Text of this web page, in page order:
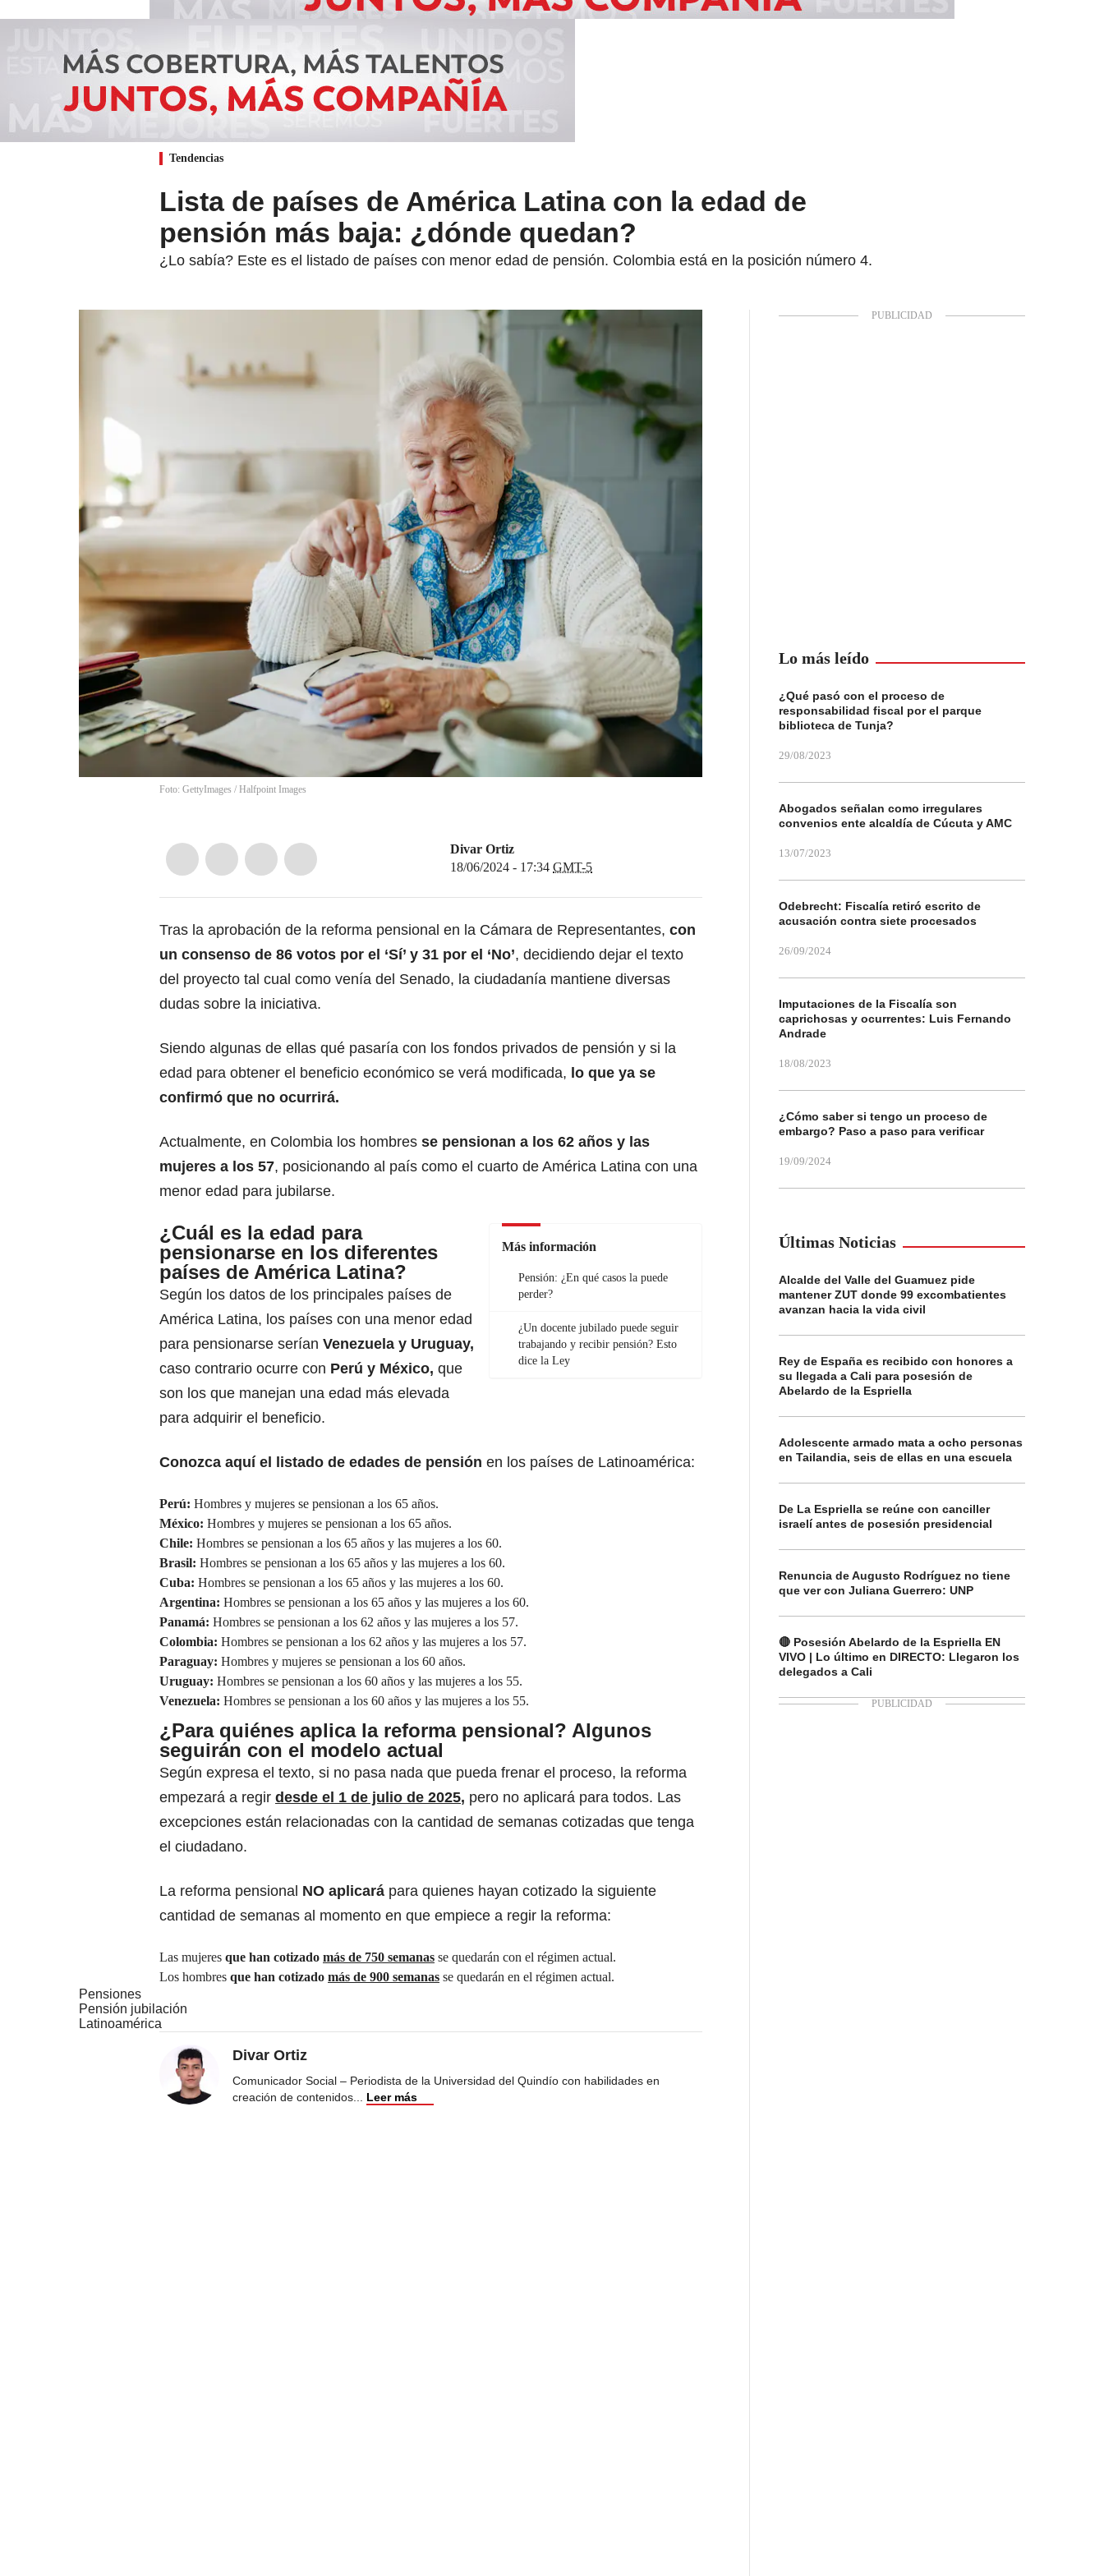
Tendencias
Lista de países de América Latina con la edad de
pensión más baja: ¿dónde quedan?
¿Lo sabía? Este es el listado de países con menor edad de pensión. Colombia está en la posición número 4.
Foto: GettyImages / Halfpoint Images
Divar Ortiz
18/06/2024 - 17:34 GMT-5
Tras la aprobación de la reforma pensional en la Cámara de Representantes, con
un consenso de 86 votos por el ‘Sí’ y 31 por el ‘No’, decidiendo dejar el texto
del proyecto tal cual como venía del Senado, la ciudadanía mantiene diversas
dudas sobre la iniciativa.
Siendo algunas de ellas qué pasaría con los fondos privados de pensión y si la
edad para obtener el beneficio económico se verá modificada, lo que ya se
confirmó que no ocurrirá.
Actualmente, en Colombia los hombres se pensionan a los 62 años y las
mujeres a los 57, posicionando al país como el cuarto de América Latina con una
menor edad para jubilarse.
Más información
Pensión: ¿En qué casos la puede
perder?
¿Un docente jubilado puede seguir
trabajando y recibir pensión? Esto
dice la Ley
¿Cuál es la edad para
pensionarse en los diferentes
países de América Latina?
Según los datos de los principales países de
América Latina, los países con una menor edad
para pensionarse serían Venezuela y Uruguay,
caso contrario ocurre con Perú y México, que
son los que manejan una edad más elevada
para adquirir el beneficio.
Conozca aquí el listado de edades de pensión en los países de Latinoamérica:
Perú: Hombres y mujeres se pensionan a los 65 años.
México: Hombres y mujeres se pensionan a los 65 años.
Chile: Hombres se pensionan a los 65 años y las mujeres a los 60.
Brasil: Hombres se pensionan a los 65 años y las mujeres a los 60.
Cuba: Hombres se pensionan a los 65 años y las mujeres a los 60.
Argentina: Hombres se pensionan a los 65 años y las mujeres a los 60.
Panamá: Hombres se pensionan a los 62 años y las mujeres a los 57.
Colombia: Hombres se pensionan a los 62 años y las mujeres a los 57.
Paraguay: Hombres y mujeres se pensionan a los 60 años.
Uruguay: Hombres se pensionan a los 60 años y las mujeres a los 55.
Venezuela: Hombres se pensionan a los 60 años y las mujeres a los 55.
¿Para quiénes aplica la reforma pensional? Algunos
seguirán con el modelo actual
Según expresa el texto, si no pasa nada que pueda frenar el proceso, la reforma
empezará a regir desde el 1 de julio de 2025, pero no aplicará para todos. Las
excepciones están relacionadas con la cantidad de semanas cotizadas que tenga
el ciudadano.
La reforma pensional NO aplicará para quienes hayan cotizado la siguiente
cantidad de semanas al momento en que empiece a regir la reforma:
Las mujeres que han cotizado más de 750 semanas se quedarán con el régimen actual.
Los hombres que han cotizado más de 900 semanas se quedarán en el régimen actual.
Pensiones
Pensión jubilación
Latinoamérica
Divar Ortiz
Comunicador Social – Periodista de la Universidad del Quindío con habilidades en
creación de contenidos... Leer más
Lo más leído
¿Qué pasó con el proceso de
responsabilidad fiscal por el parque
biblioteca de Tunja?
29/08/2023
Abogados señalan como irregulares
convenios ente alcaldía de Cúcuta y AMC
13/07/2023
Odebrecht: Fiscalía retiró escrito de
acusación contra siete procesados
26/09/2024
Imputaciones de la Fiscalía son
caprichosas y ocurrentes: Luis Fernando
Andrade
18/08/2023
¿Cómo saber si tengo un proceso de
embargo? Paso a paso para verificar
19/09/2024
Últimas Noticias
Alcalde del Valle del Guamuez pide
mantener ZUT donde 99 excombatientes
avanzan hacia la vida civil
Rey de España es recibido con honores a
su llegada a Cali para posesión de
Abelardo de la Espriella
Adolescente armado mata a ocho personas
en Tailandia, seis de ellas en una escuela
De La Espriella se reúne con canciller
israelí antes de posesión presidencial
Renuncia de Augusto Rodríguez no tiene
que ver con Juliana Guerrero: UNP
🔴 Posesión Abelardo de la Espriella EN
VIVO | Lo último en DIRECTO: Llegaron los
delegados a Cali